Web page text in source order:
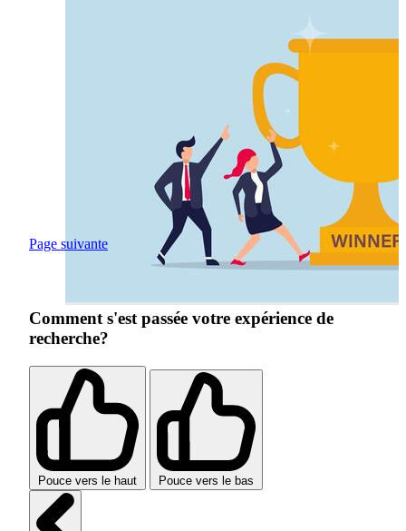
Page suivante
Comment s'est passée votre expérience de
recherche?
Pouce vers le haut Pouce vers le bas